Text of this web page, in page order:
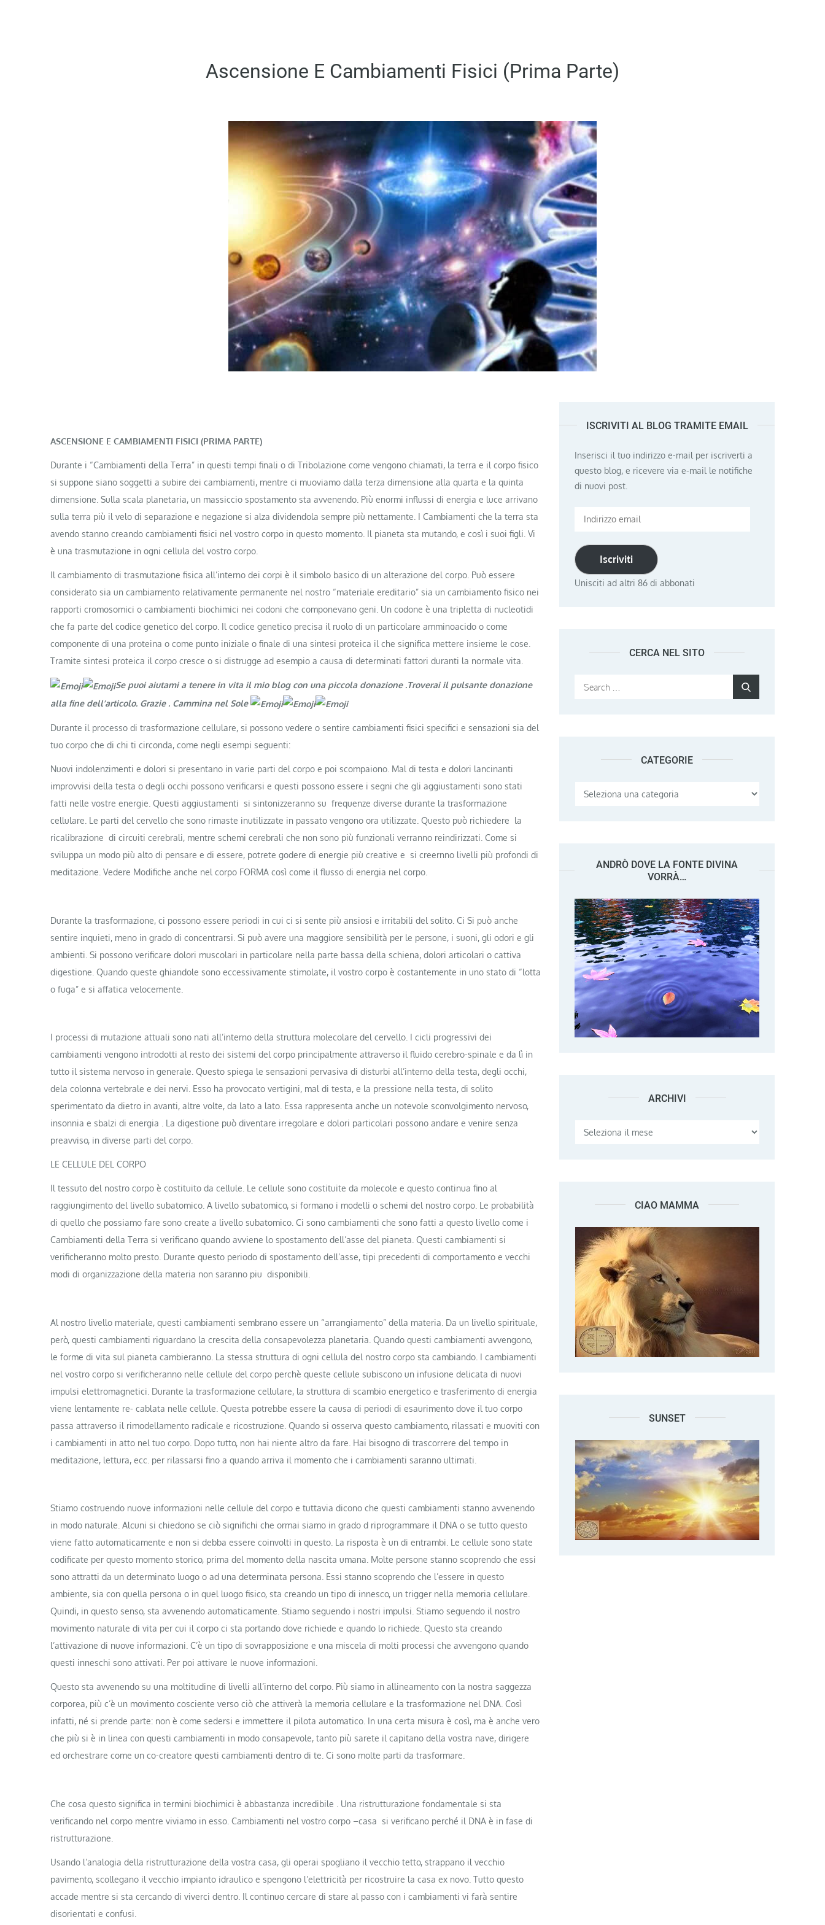
Ascensione E Cambiamenti Fisici (prima Parte)
ASCENSIONE E CAMBIAMENTI FISICI (PRIMA PARTE)
Durante i “Cambiamenti della Terra” in questi tempi finali o di Tribolazione come vengono chiamati, la terra e il corpo fisico
si suppone siano soggetti a subire dei cambiamenti, mentre ci muoviamo dalla terza dimensione alla quarta e la quinta
dimensione. Sulla scala planetaria, un massiccio spostamento sta avvenendo. Più enormi influssi di energia e luce arrivano
sulla terra più il velo di separazione e negazione si alza dividendola sempre più nettamente. I Cambiamenti che la terra sta
avendo stanno creando cambiamenti fisici nel vostro corpo in questo momento. Il pianeta sta mutando, e così i suoi figli. Vi
è una trasmutazione in ogni cellula del vostro corpo.
Il cambiamento di trasmutazione fisica all’interno dei corpi è il simbolo basico di un alterazione del corpo. Può essere
considerato sia un cambiamento relativamente permanente nel nostro “materiale ereditario” sia un cambiamento fisico nei
rapporti cromosomici o cambiamenti biochimici nei codoni che componevano geni. Un codone è una tripletta di nucleotidi
che fa parte del codice genetico del corpo. Il codice genetico precisa il ruolo di un particolare amminoacido o come
componente di una proteina o come punto iniziale o finale di una sintesi proteica il che significa mettere insieme le cose.
Tramite sintesi proteica il corpo cresce o si distrugge ad esempio a causa di determinati fattori duranti la normale vita.
Se puoi aiutami a tenere in vita il mio blog con una piccola donazione .Troverai il pulsante donazione
alla fine dell’articolo. Grazie. Cammina nel Sole
Durante il processo di trasformazione cellulare, si possono vedere o sentire cambiamenti fisici specifici e sensazioni sia del
tuo corpo che di chi ti circonda, come negli esempi seguenti:
Nuovi indolenzimenti e dolori si presentano in varie parti del corpo e poi scompaiono. Mal di testa e dolori lancinanti
improvvisi della testa o degli occhi possono verificarsi e questi possono essere i segni che gli aggiustamenti sono stati
fatti nelle vostre energie. Questi aggiustamenti si sintonizzeranno su frequenze diverse durante la trasformazione
cellulare. Le parti del cervello che sono rimaste inutilizzate in passato vengono ora utilizzate. Questo può richiedere la
ricalibrazione di circuiti cerebrali, mentre schemi cerebrali che non sono più funzionali verranno reindirizzati. Come si
sviluppa un modo più alto di pensare e di essere, potrete godere di energie più creative e si creernno livelli più profondi di
meditazione. Vedere Modifiche anche nel corpo FORMA così come il flusso di energia nel corpo.
Durante la trasformazione, ci possono essere periodi in cui ci si sente più ansiosi e irritabili del solito. Ci Si può anche
sentire inquieti, meno in grado di concentrarsi. Si può avere una maggiore sensibilità per le persone, i suoni, gli odori e gli
ambienti. Si possono verificare dolori muscolari in particolare nella parte bassa della schiena, dolori articolari o cattiva
digestione. Quando queste ghiandole sono eccessivamente stimolate, il vostro corpo è costantemente in uno stato di “lotta
o fuga” e si affatica velocemente.
I processi di mutazione attuali sono nati all’interno della struttura molecolare del cervello. I cicli progressivi dei
cambiamenti vengono introdotti al resto dei sistemi del corpo principalmente attraverso il fluido cerebro-spinale e da lì in
tutto il sistema nervoso in generale. Questo spiega le sensazioni pervasiva di disturbi all’interno della testa, degli occhi,
dela colonna vertebrale e dei nervi. Esso ha provocato vertigini, mal di testa, e la pressione nella testa, di solito
sperimentato da dietro in avanti, altre volte, da lato a lato. Essa rappresenta anche un notevole sconvolgimento nervoso,
insonnia e sbalzi di energia . La digestione può diventare irregolare e dolori particolari possono andare e venire senza
preavviso, in diverse parti del corpo.
LE CELLULE DEL CORPO
Il tessuto del nostro corpo è costituito da cellule. Le cellule sono costituite da molecole e questo continua fino al
raggiungimento del livello subatomico. A livello subatomico, si formano i modelli o schemi del nostro corpo. Le probabilità
di quello che possiamo fare sono create a livello subatomico. Ci sono cambiamenti che sono fatti a questo livello come i
Cambiamenti della Terra si verificano quando avviene lo spostamento dell’asse del pianeta. Questi cambiamenti si
verificheranno molto presto. Durante questo periodo di spostamento dell’asse, tipi precedenti di comportamento e vecchi
modi di organizzazione della materia non saranno piu disponibili.
Al nostro livello materiale, questi cambiamenti sembrano essere un “arrangiamento” della materia. Da un livello spirituale,
però, questi cambiamenti riguardano la crescita della consapevolezza planetaria. Quando questi cambiamenti avvengono,
le forme di vita sul pianeta cambieranno. La stessa struttura di ogni cellula del nostro corpo sta cambiando. I cambiamenti
nel vostro corpo si verificheranno nelle cellule del corpo perchè queste cellule subiscono un infusione delicata di nuovi
impulsi elettromagnetici. Durante la trasformazione cellulare, la struttura di scambio energetico e trasferimento di energia
viene lentamente re- cablata nelle cellule. Questa potrebbe essere la causa di periodi di esaurimento dove il tuo corpo
passa attraverso il rimodellamento radicale e ricostruzione. Quando si osserva questo cambiamento, rilassati e muoviti con
i cambiamenti in atto nel tuo corpo. Dopo tutto, non hai niente altro da fare. Hai bisogno di trascorrere del tempo in
meditazione, lettura, ecc. per rilassarsi fino a quando arriva il momento che i cambiamenti saranno ultimati.
Stiamo costruendo nuove informazioni nelle cellule del corpo e tuttavia dicono che questi cambiamenti stanno avvenendo
in modo naturale. Alcuni si chiedono se ciò significhi che ormai siamo in grado d riprogrammare il DNA o se tutto questo
viene fatto automaticamente e non si debba essere coinvolti in questo. La risposta è un di entrambi. Le cellule sono state
codificate per questo momento storico, prima del momento della nascita umana. Molte persone stanno scoprendo che essi
sono attratti da un determinato luogo o ad una determinata persona. Essi stanno scoprendo che l’essere in questo
ambiente, sia con quella persona o in quel luogo fisico, sta creando un tipo di innesco, un trigger nella memoria cellulare.
Quindi, in questo senso, sta avvenendo automaticamente. Stiamo seguendo i nostri impulsi. Stiamo seguendo il nostro
movimento naturale di vita per cui il corpo ci sta portando dove richiede e quando lo richiede. Questo sta creando
l’attivazione di nuove informazioni. C’è un tipo di sovrapposizione e una miscela di molti processi che avvengono quando
questi inneschi sono attivati. Per poi attivare le nuove informazioni.
Questo sta avvenendo su una moltitudine di livelli all’interno del corpo. Più siamo in allineamento con la nostra saggezza
corporea, più c’è un movimento cosciente verso ciò che attiverà la memoria cellulare e la trasformazione nel DNA. Così
infatti, né si prende parte: non è come sedersi e immettere il pilota automatico. In una certa misura è così, ma è anche vero
che più si è in linea con questi cambiamenti in modo consapevole, tanto più sarete il capitano della vostra nave, dirigere
ed orchestrare come un co-creatore questi cambiamenti dentro di te. Ci sono molte parti da trasformare.
Che cosa questo significa in termini biochimici è abbastanza incredibile . Una ristrutturazione fondamentale si sta
verificando nel corpo mentre viviamo in esso. Cambiamenti nel vostro corpo –casa si verificano perché il DNA è in fase di
ristrutturazione.
Usando l’analogia della ristrutturazione della vostra casa, gli operai spogliano il vecchio tetto, strappano il vecchio
pavimento, scollegano il vecchio impianto idraulico e spengono l’elettricità per ricostruire la casa ex novo. Tutto questo
accade mentre si sta cercando di viverci dentro. Il continuo cercare di stare al passo con i cambiamenti vi farà sentire
disorientati e confusi.
ISCRIVITI AL BLOG TRAMITE EMAIL
Inserisci il tuo indirizzo e-mail per iscriverti a
questo blog, e ricevere via e-mail le notifiche
di nuovi post.
Indirizzo
Iscriviti
Unisciti ad altri 86 di abbonati
CERCA NEL SITO
Search
CATEGORIE
Categorie
ANDRÒ DOVE LA FONTE DIVINA
VORRÀ…
ARCHIVI Archivi
CIAO MAMMA
SUNSET